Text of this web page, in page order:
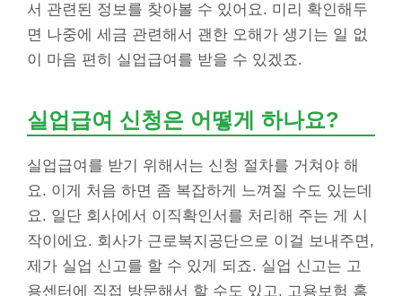
서 관련된 정보를 찾아볼 수 있어요. 미리 확인해두
면 나중에 세금 관련해서 괜한 오해가 생기는 일 없
이 마음 편히 실업급여를 받을 수 있겠죠.
실업급여 신청은 어떻게 하나요?
실업급여를 받기 위해서는 신청 절차를 거쳐야 해
요. 이게 처음 하면 좀 복잡하게 느껴질 수도 있는데
요. 일단 회사에서 이직확인서를 처리해 주는 게 시
작이에요. 회사가 근로복지공단으로 이걸 보내주면,
제가 실업 신고를 할 수 있게 되죠. 실업 신고는 고
용센터에 직접 방문해서 할 수도 있고, 고용보험 홈